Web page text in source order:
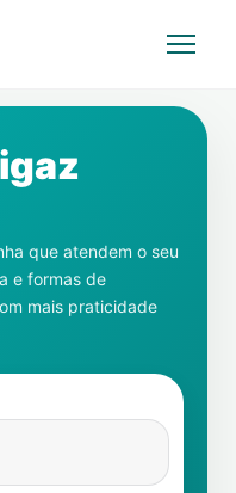
que atendem o seu
e formas de
mais praticidade